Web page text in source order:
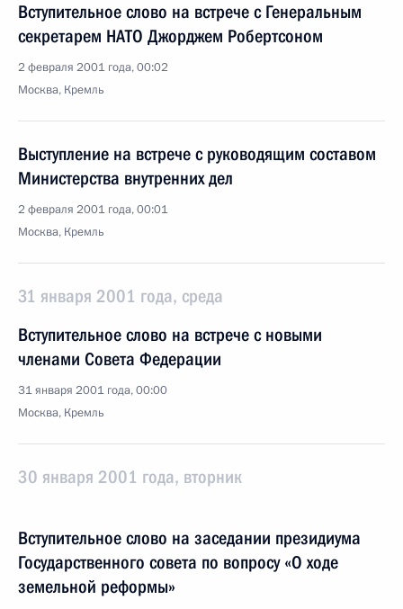
Вступительное слово на встрече с Генеральным
секретарем НАТО Джорджем Робертсоном
2 февраля 2001 года, 00:02
Москва, Кремль
Выступление на встрече с руководящим составом
Министерства внутренних дел
2 февраля 2001 года, 00:01
Москва, Кремль
31 января 2001 года, среда
Вступительное слово на встрече с новыми
членами Совета Федерации
31 января 2001 года, 00:00
Москва, Кремль
30 января 2001 года, вторник
Вступительное слово на заседании президиума
Государственного совета по вопросу «О ходе
земельной реформы»